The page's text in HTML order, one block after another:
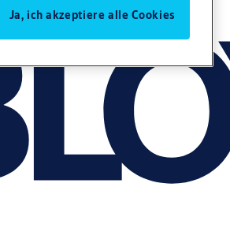
Ja, ich akzeptiere alle Cookies